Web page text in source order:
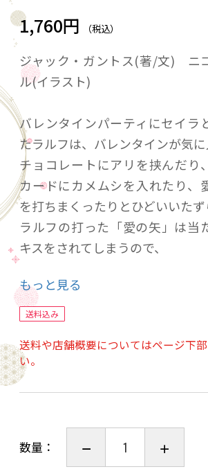
1,760円 （税込）
ジャック・ガントス(著/文) ニ
ル(イラスト)
バレンタインパーティにセイラ
たラルフは、バレンタインが気に
チョコレートにアリを挟んだり
カードにカメムシを入れたり、
を打ちまくったりとひどいいたず
ラルフの打った「愛の矢」は当
キスをされてしまうので、
まれてキスを迫られることに！
さて、ラルフが本当にキスして
もっと見る
送料込み
送料や店舗概要についてはページ下
い。
数量：